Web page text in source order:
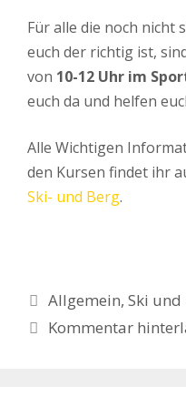
Für alle die noch nicht
euch der richtig ist,
von 10-12 Uhr im
euch da und helfen
Alle Wichtigen
den Kursen findet ihr
Ski- und Berg.
Kategorien
Allgemein,Ski und
Kommentar